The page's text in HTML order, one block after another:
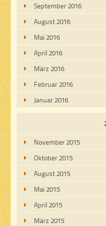
September 2016
August 2016
Mai 2016
April 2016
März 2016
Februar 2016
Januar 2016
November 2015
Oktober 2015
August 2015
Mai 2015
April 2015
März 2015